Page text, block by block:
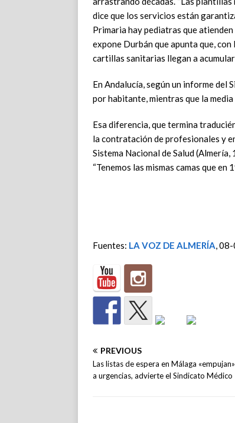
dice que los servicios están
Primaria hay pediatras que
expone Durbán que apunta que,
cartillas sanitarias llegan a
En Andalucía, según un informe del
por habitante, mientras que la
Esa diferencia, que termina
la contratación de profesionales y
Sistema Nacional de Salud
“Tenemos las mismas camas que
Fuentes: LA VOZ DE ALMERÍA,
PREVIOUS
Las listas de espera en Málaga
a urgencias, advierte el Sindicato Médico